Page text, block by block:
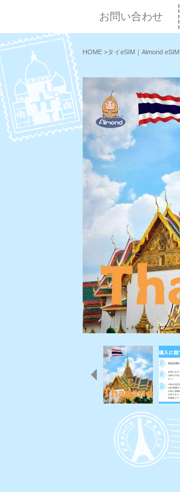
お問い合わせ
HOME >タイeSIM｜Almond eSIM